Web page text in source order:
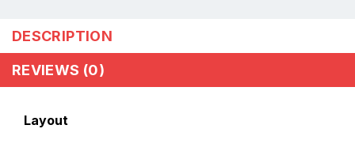
DESCRIPTION
REVIEWS (0)
Layout